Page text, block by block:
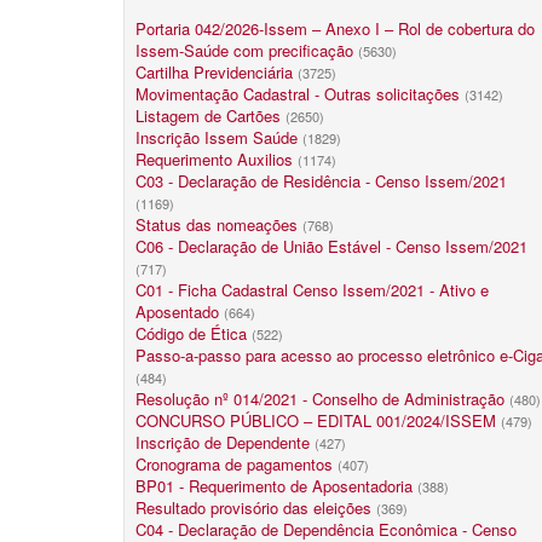
Portaria 042/2026-Issem – Anexo I – Rol de cobertura do
Issem-Saúde com precificação (5630)
Cartilha Previdenciária (3725)
Movimentação Cadastral - Outras solicitações (3142)
Listagem de Cartões (2650)
Inscrição Issem Saúde (1829)
Requerimento Auxilios (1174)
C03 - Declaração de Residência - Censo Issem/2021
(1169)
Status das nomeações (768)
C06 - Declaração de União Estável - Censo Issem/2021
(717)
C01 - Ficha Cadastral Censo Issem/2021 - Ativo e
Aposentado (664)
Código de Ética (522)
Passo-a-passo para acesso ao processo eletrônico e-
(484)
Resolução nº 014/2021 - Conselho de Administração (480)
CONCURSO PÚBLICO – EDITAL 001/2024/ISSEM (479)
Inscrição de Dependente (427)
Cronograma de pagamentos (407)
BP01 - Requerimento de Aposentadoria (388)
Resultado provisório das eleições (369)
C04 - Declaração de Dependência Econômica - Censo